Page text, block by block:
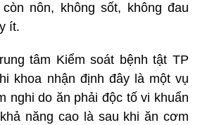
nôn, không sốt, không đau
ít.
tâm Kiểm soát bệnh tật TP
khoa nhận định đây là một vụ
nghi do ăn phải độc tố vi khuẩn
năng cao là sau khi ăn cơm